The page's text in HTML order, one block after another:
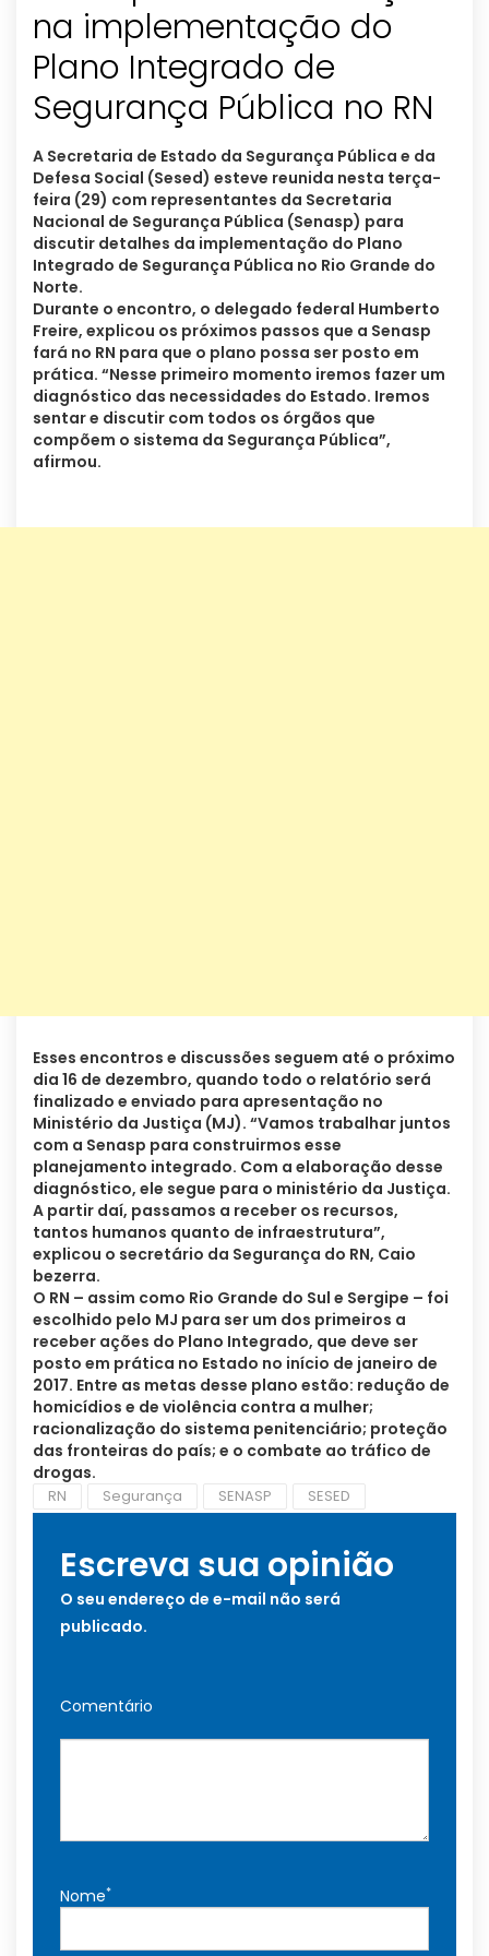
na implementação do
Plano Integrado de
Segurança Pública no RN
A Secretaria de Estado da Segurança Pública e da
Defesa Social (Sesed) esteve reunida nesta terça-
feira (29) com representantes da Secretaria
Nacional de Segurança Pública (Senasp) para
discutir detalhes da implementação do Plano
Integrado de Segurança Pública no Rio Grande do
Norte.
Durante o encontro, o delegado federal Humberto
Freire, explicou os próximos passos que a Senasp
fará no RN para que o plano possa ser posto em
prática. “Nesse primeiro momento iremos fazer um
diagnóstico das necessidades do Estado. Iremos
sentar e discutir com todos os órgãos que
compõem o sistema da Segurança Pública”,
afirmou.
Esses encontros e discussões seguem até o próximo
dia 16 de dezembro, quando todo o relatório será
finalizado e enviado para apresentação no
Ministério da Justiça (MJ). “Vamos trabalhar juntos
com a Senasp para construirmos esse
planejamento integrado. Com a elaboração desse
diagnóstico, ele segue para o ministério da Justiça.
A partir daí, passamos a receber os recursos,
tantos humanos quanto de infraestrutura”,
explicou o secretário da Segurança do RN, Caio
bezerra.
O RN – assim como Rio Grande do Sul e Sergipe – foi
escolhido pelo MJ para ser um dos primeiros a
receber ações do Plano Integrado, que deve ser
posto em prática no Estado no início de janeiro de
2017. Entre as metas desse plano estão: redução de
homicídios e de violência contra a mulher;
racionalização do sistema penitenciário; proteção
das fronteiras do país; e o combate ao tráfico de
drogas.
RN Segurança SENASP SESED
Escreva sua opinião
O seu endereço de e-mail não será
publicado.
Comentário
Nome*